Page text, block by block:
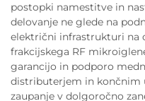
postopki namestitve in
delovanje ne glede na
električni infrastrukturi na
frakcijskega RF
garancijo in podporo
distributerjem in končnim
zaupanje v dolgoročno